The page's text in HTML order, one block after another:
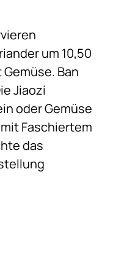
um 10,50
Ban
Jiaozi
oder Gemüse
Faschiertem
das